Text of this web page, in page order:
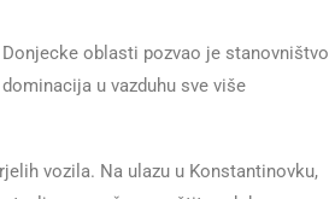
oblasti pozvao je stanovništvo
u vazduhu sve više
vozila. Na ulazu u Konstantinovku,